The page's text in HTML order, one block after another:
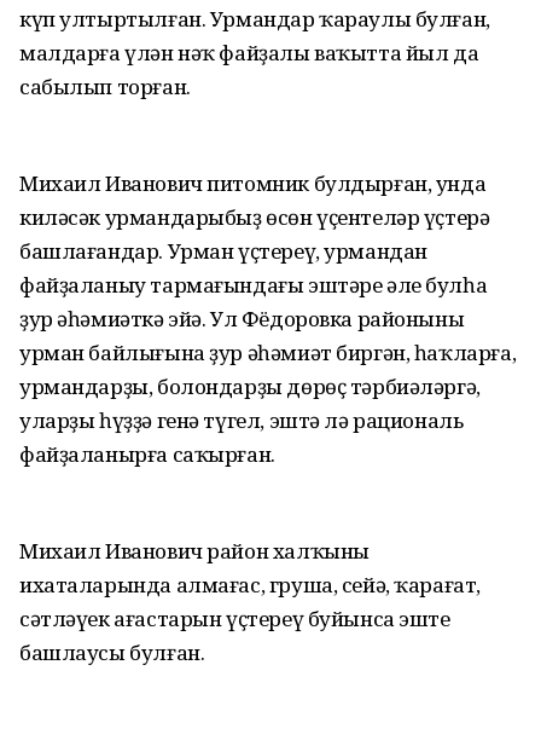
күп ултыртылған. Урмандар ҡараулы булған,
малдарға үлән нәҡ файҙалы ваҡытта йыл да
сабылып торған.
Михаил Иванович питомник булдырған, унда
киләсәк урмандарыбыҙ өсөн үҫентеләр үҫтерә
башлағандар. Урман үҫтереү, урмандан
файҙаланыу тармағындағы эштәре әле булһа
ҙур әһәмиәткә эйә. Ул Фёдоровка районының
урман байлығына ҙур әһәмиәт биргән, һаҡларға,
урмандарҙы, болондарҙы дөрөҫ тәрбиәләргә,
уларҙы һүҙҙә генә түгел, эштә лә рациональ
файҙаланырға саҡырған.
Михаил Иванович район халҡының
ихаталарында алмағас, груша, сейә, ҡарағат,
сәтләүек ағастарын үҫтереү буйынса эште
башлаусы булған.